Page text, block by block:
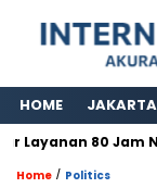
HOME JAKARTA
80 Jam
Home / Politics